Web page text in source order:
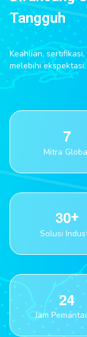
Tangguh
Keahlian,
melebihi ekspektasi.
7
Mitra
30
Solusi
24
Jam